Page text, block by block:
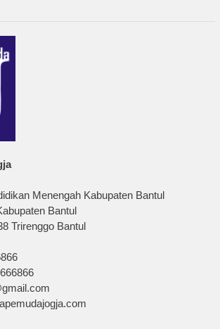
Menengah Kabupaten Bantul
Bantul
Trirenggo Bantul